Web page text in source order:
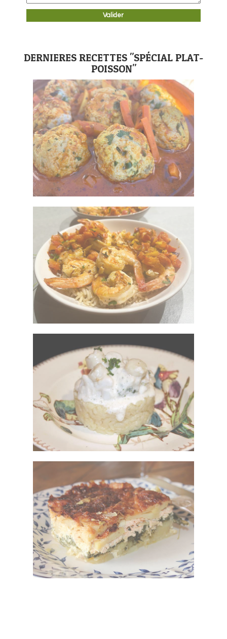
DERNIERES RECETTES "SPÉCIAL PLAT-
POISSON"